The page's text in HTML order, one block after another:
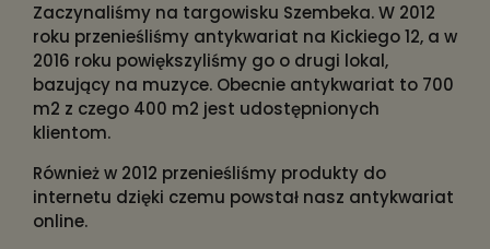
Zaczynaliśmy na targowisku Szembeka. W 2012
roku przenieśliśmy antykwariat na Kickiego 12, a w
2016 roku powiększyliśmy go o drugi lokal,
bazujący na muzyce. Obecnie antykwariat to 700
m2 z czego 400 m2 jest udostępnionych
klientom.
Również w 2012 przenieśliśmy produkty do
internetu dzięki czemu powstał nasz antykwariat
online.